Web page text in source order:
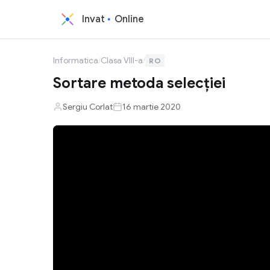
Invat Online
Informatica/Clasa VIII-a/ RO
Sortare metoda selecției
Sergiu Corlat 16 martie 2020